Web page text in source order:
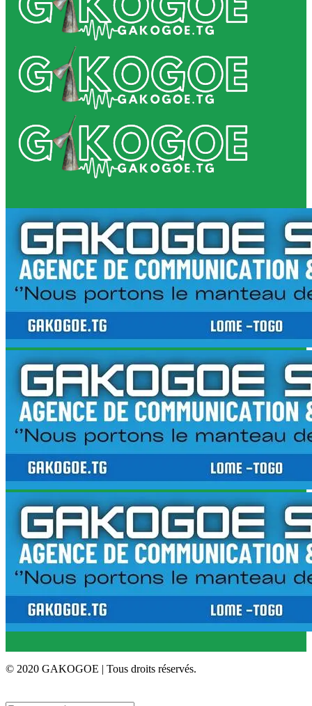
© 2020 GAKOGOE | Tous droits réservés.